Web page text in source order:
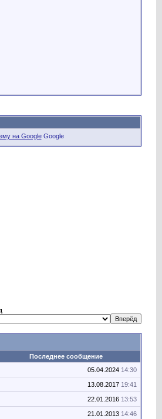
Google
Последнее сообщение
05.04.2024 14:30
13.08.2017 19:41
22.01.2016 13:53
21.01.2013 14:46